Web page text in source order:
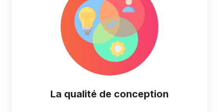
La qualité de conception